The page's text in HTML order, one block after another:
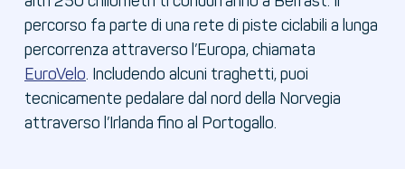
percorso fa parte di una rete di piste ciclabili a lunga
percorrenza attraverso l’Europa, chiamata
EuroVelo. Includendo alcuni traghetti, puoi
tecnicamente pedalare dal nord della Norvegia
attraverso l’Irlanda fino al Portogallo.